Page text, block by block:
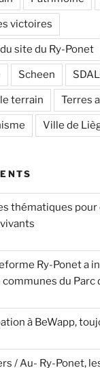
victoires
site du Ry-Ponet
Scheen
terrain Terres
Ville de
thématiques pour
Ry-Ponet a
du Parc
à BeWapp,
/ Au- Ry-Ponet,